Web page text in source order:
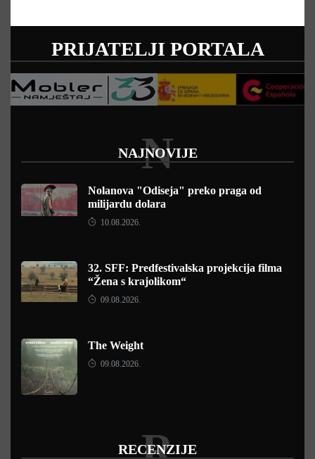
PRIJATELJI PORTALA
NAJNOVIJE
N
Nolanova "Odiseja" preko praga od
milijardu dolara
10.08.2026.
32. SFF: Predfestivalska projekcija filma
“Žena s krajolikom“
09.08.2026.
The Weight
09.08.2026.
RECENZIJE